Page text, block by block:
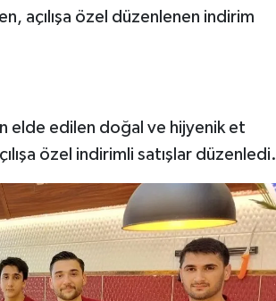
açılışa özel düzenlenen indirim
elde edilen doğal ve hijyenik et
özel indirimli satışlar düzenledi.